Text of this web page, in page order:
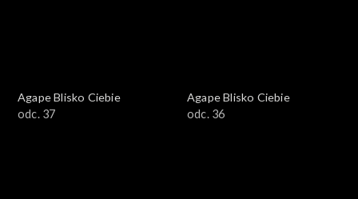
Agape Blisko Ciebie
odc. 37
Agape Blisko Ciebie
odc. 36